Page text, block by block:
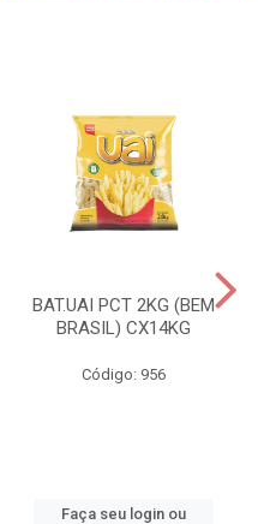
BAT.UAI PCT 2KG (BEM
BRASIL) CX14KG
Código: 956
Faça seu login ou